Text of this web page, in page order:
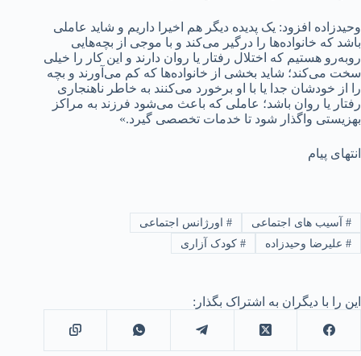
وحیدزاده افزود: یک پدیده دیگر هم اخیرا داریم و شاید عاملی
باشد که خانواده‌ها را درگیر می‌کند و با موجی از بچه‌هایی
روبه‌رو هستیم که اختلال رفتار یا روان دارند و این کار را خیلی
سخت می‌کند؛ شاید بخشی از خانواده‌ها که کم می‌آورند و بچه
را از خودشان جدا یا با او برخورد می‌کنند به خاطر ناهنجاری
رفتار یا روان باشد؛ عاملی که باعث می‌شود فرزند به مراکز
بهزیستی واگذار شود تا خدمات تخصصی گیرد.»
انتهای پیام
#آسیب های اجتماعی #اورژانس اجتماعی
#علیرضا وحیدزاده #کودک آزاری
این را با دیگران به اشتراک بگذار: